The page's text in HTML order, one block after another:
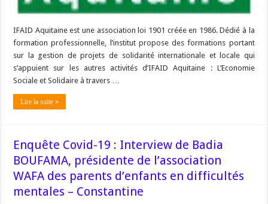
IFAID Aquitaine est une association loi 1901 créée en 1986. Dédié à la
formation professionnelle, l’institut propose des formations portant
sur la gestion de projets de solidarité internationale et locale qui
s’appuient sur les autres activités d’IFAID Aquitaine : L’Economie
Sociale et Solidaire à travers …
Lire la suite »
Enquête Covid-19 : Interview de Badia
BOUFAMA, présidente de l’association
WAFA des parents d’enfants en difficultés
mentales – Constantine